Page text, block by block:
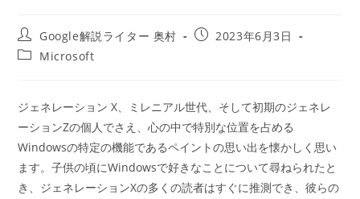
投
稿
者:
Google解説ライター 奥村
投
2023年6月3日
投
テ
ゴ
リ
ー:
Microsoft
ジェネレーション X、ミレニアル世代、そして初期のジェネレ
ーションZの個人でさえ、心の中で特別な位置を占める
Windowsの特定の機能であるペイントの思い出を懐かしく思い
ます。子供の頃にWindowsで好きなことについて尋ねられたと
き、ジェネレーションXの多くの読者はすぐに推測でき、彼らの